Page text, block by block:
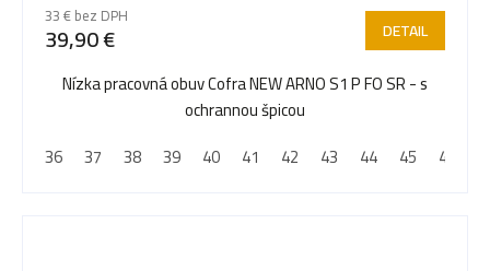
33 € bez DPH
39,90 € DETAIL
Nízka pracovná obuv Cofra NEW ARNO S1 P FO SR - s
ochrannou špicou
36
37 38 39 40 41 42 43 44 45 46